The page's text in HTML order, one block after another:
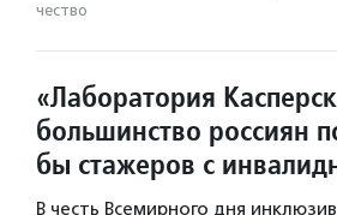
чест­во
«Лаборатория
большинство россиян
бы стажеров с
В честь Всемирного дня